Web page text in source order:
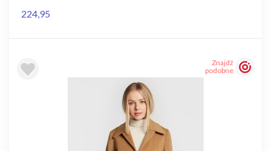
224,95
Znajdź
podobne